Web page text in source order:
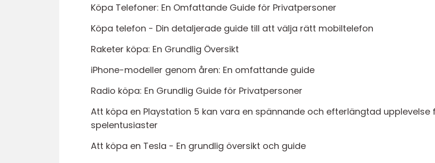
Köpa Telefoner: En Omfattande Guide för Privatpersoner
Köpa telefon - Din detaljerade guide till att välja rätt mobiltelefon
Raketer köpa: En Grundlig Översikt
iPhone-modeller genom åren: En omfattande guide
Radio köpa: En Grundlig Guide för Privatpersoner
Att köpa en Playstation 5 kan vara en spännande och efterlängtad upplevelse
spelentusiaster
Att köpa en Tesla - En grundlig översikt och guide